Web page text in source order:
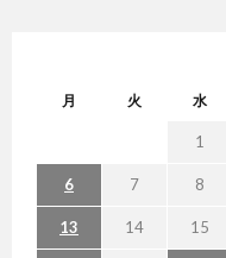
月 火 水
1
6 7 8
13 14 15